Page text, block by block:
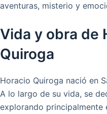
aventuras, misterio y
Vida y obra de
Quiroga
Horacio Quiroga nació en
A lo largo de su vida, se
explorando principalmente